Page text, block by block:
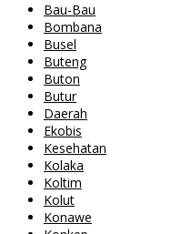
Bau-Bau
Bombana
Busel
Buteng
Buton
Butur
Daerah
Ekobis
Kesehatan
Kolaka
Koltim
Kolut
Konawe